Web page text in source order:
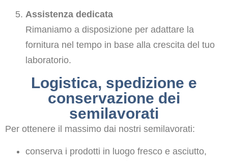
Assistenza dedicata
Rimaniamo a disposizione per adattare la
fornitura nel tempo in base alla crescita del tuo
laboratorio.
Logistica, spedizione e
conservazione dei
semilavorati
Per ottenere il massimo dai nostri semilavorati:
conserva i prodotti in luogo fresco e asciutto,